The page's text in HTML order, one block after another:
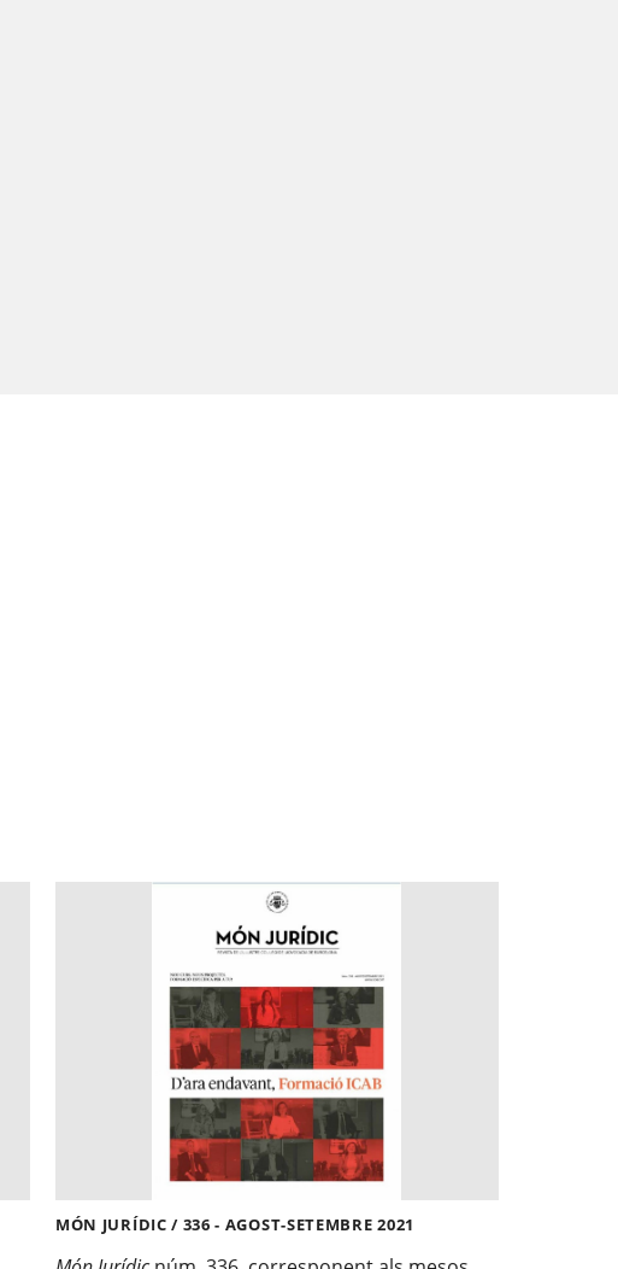
MÓN JURÍDIC / 336 - AGOST-SETEMBRE 2021